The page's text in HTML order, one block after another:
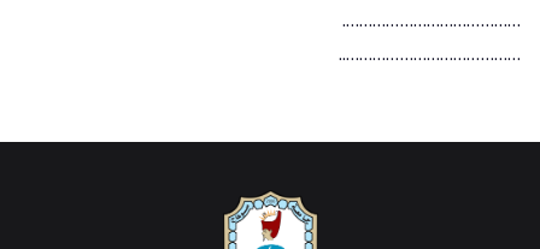
………………………………….
…………………………………..